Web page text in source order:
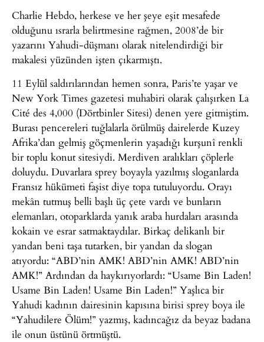
Charlie Hebdo, herkese ve her şeye eşit mesafede
olduğunu ısrarla belirtmesine rağmen, 2008’de bir
yazarını Yahudi-düşmanı olarak nitelendirdiği bir
makalesi yüzünden işten çıkarmıştı.
11 Eylül saldırılarından hemen sonra, Paris’te yaşar ve
New York Times gazetesi muhabiri olarak çalışırken La
Cité des 4,000 (Dörtbinler Sitesi) denen yere gitmiştim.
Burası pencereleri tuğlalarla örülmüş dairelerde Kuzey
Afrika’dan gelmiş göçmenlerin yaşadığı kurşunî renkli
bir toplu konut sitesiydi. Merdiven aralıkları çöplerle
doluydu. Duvarlara sprey boyayla yazılmış sloganlarda
Fransız hükümeti faşist diye topa tutuluyordu. Orayı
mekân tutmuş belli başlı üç çete vardı ve bunların
elemanları, otoparklarda yanık araba hurdaları arasında
kokain ve esrar satmaktaydılar. Birkaç delikanlı bir
yandan beni taşa tutarken, bir yandan da slogan
atıyordu: “ABD’nin AMK! ABD’nin AMK! ABD’nin
AMK!” Ardından da haykırıyorlardı: “Usame Bin Laden!
Usame Bin Laden! Usame Bin Laden!” Yaşlıca bir
Yahudi kadının dairesinin kapısına birisi sprey boya ile
“Yahudilere Ölüm!” yazmış, kadıncağız da beyaz badana
ile onun üstünü örtmüştü.